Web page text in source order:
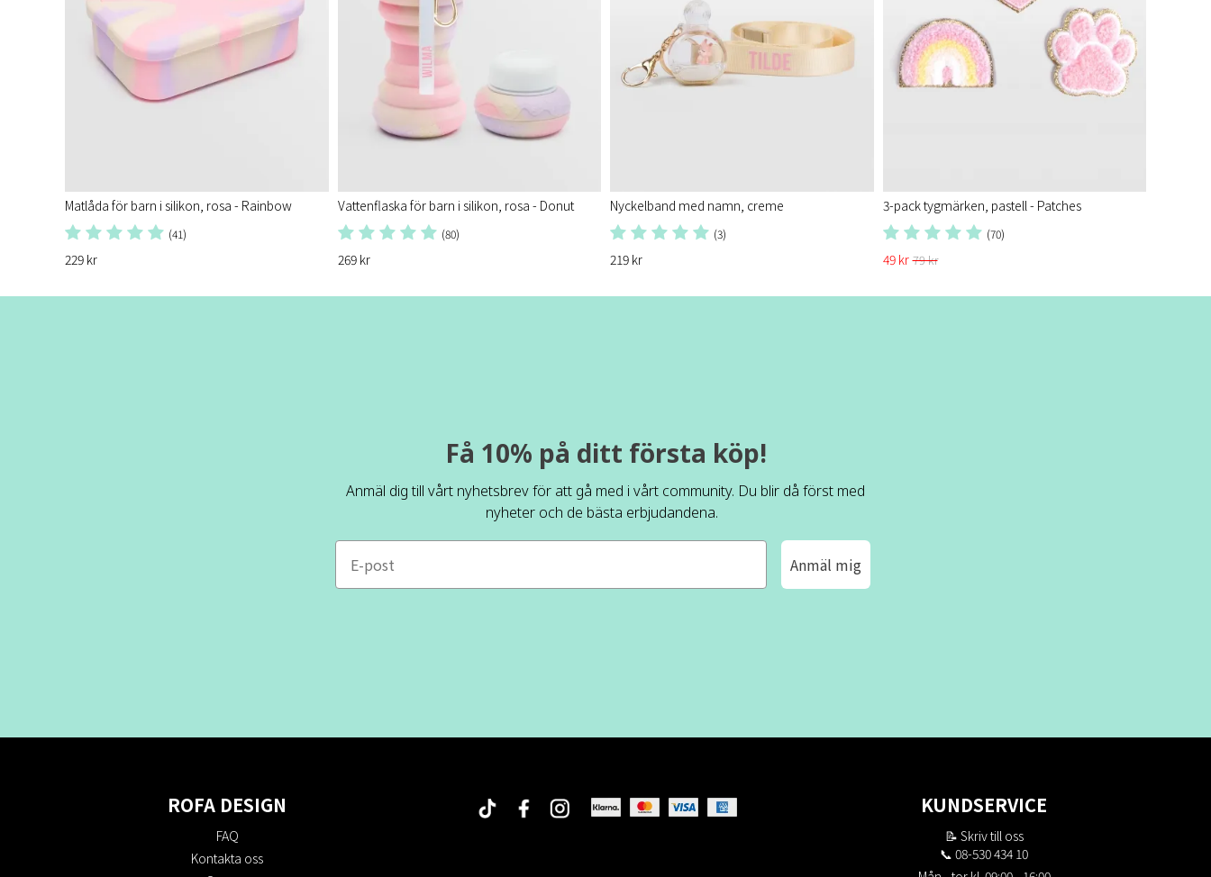
Matlåda för barn i silikon, rosa - Rainbow
(41)
229 kr
Vattenflaska för barn i silikon, rosa - Donut
(80)
269 kr
Nyckelband med namn, creme
(3)
219 kr
3-pack tygmärken, pastell - Patches
(70)
49 kr 79 kr
Få 10% på ditt första köp!
Anmäl dig till vårt nyhetsbrev för att gå med i vårt community. Du blir då först med
nyheter och de bästa erbjudandena.
e-mail
Anmäl mig
ROFA DESIGN
FAQ
Kontakta oss
KUNDSERVICE
📝 Skriv till oss
📞 08-530 434 10